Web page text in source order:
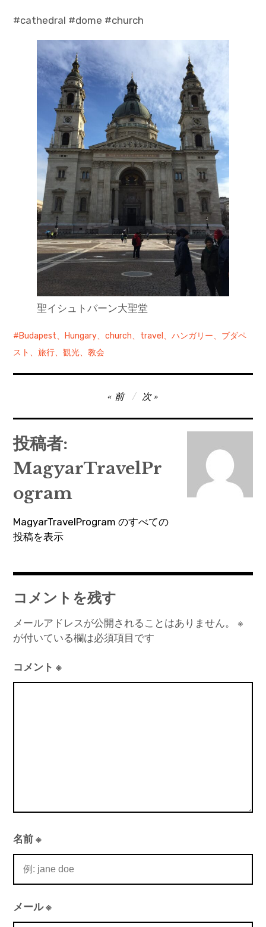
#cathedral #dome #church
聖イシュトバーン大聖堂
Budapest、Hungary、church、travel、ハンガリー、ブダペ
スト、旅行、観光、教会
稿
ナ
ビ
ゲ
ー
シ
ョ
ン
前 次
投稿者:
MagyarTravelPr
ogram
MagyarTravelProgram のすべての
投稿を表示
コメントを残す
メールアドレスが公開されることはありません。
※
が付いている欄は必須項目です
コメント※
名前※
メール※